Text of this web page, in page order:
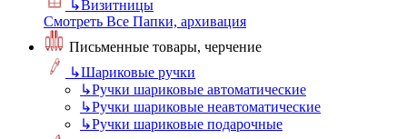
↳Визитницы
Смотреть Все Папки, архивация
Письменные товары, черчение
↳Шариковые ручки
↳Ручки шариковые автоматические
↳Ручки шариковые неавтоматические
↳Ручки шариковые подарочные